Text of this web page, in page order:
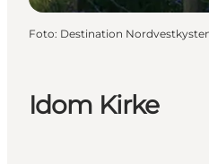
Idom Kirke
Foto: Destination